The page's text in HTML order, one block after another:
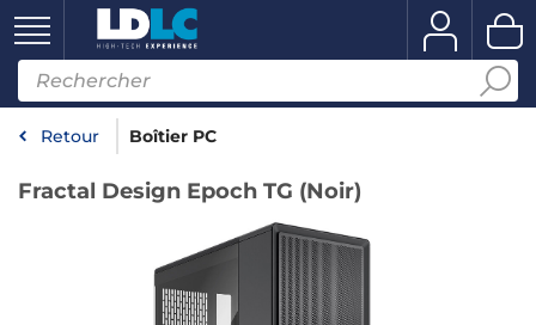
Retour Boîtier PC
Fractal Design Epoch TG (Noir)